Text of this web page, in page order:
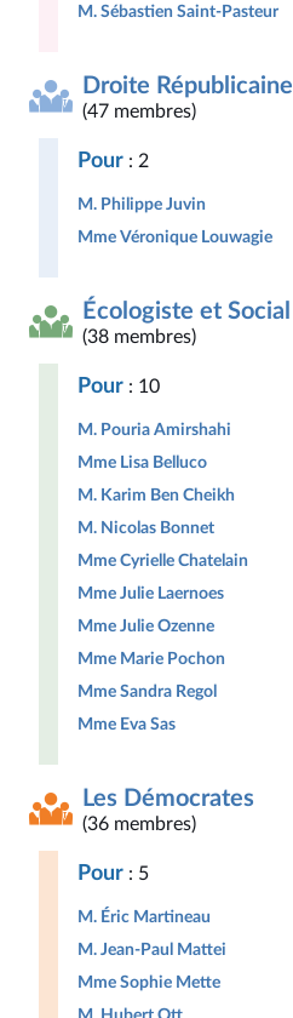
M. Sébastien Saint-Pasteur
Droite Républicaine
(47 membres)
Pour : 2
M. Philippe Juvin
Mme Véronique Louwagie
Écologiste et Social
(38 membres)
Pour : 10
M. Pouria Amirshahi
Mme Lisa Belluco
M. Karim Ben Cheikh
M. Nicolas Bonnet
Mme Cyrielle Chatelain
Mme Julie Laernoes
Mme Julie Ozenne
Mme Marie Pochon
Mme Sandra Regol
Mme Eva Sas
Les Démocrates
(36 membres)
Pour : 5
M. Éric Martineau
M. Jean-Paul Mattei
Mme Sophie Mette